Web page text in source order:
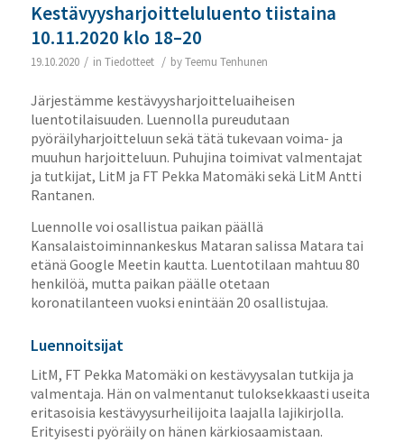
Kestävyysharjoitteluluento tiistaina
10.11.2020 klo 18–20
19.10.2020 / in Tiedotteet / byTeemu Tenhunen
Järjestämme kestävyysharjoitteluaiheisen
luentotilaisuuden. Luennolla pureudutaan
pyöräilyharjoitteluun sekä tätä tukevaan voima- ja
muuhun harjoitteluun. Puhujina toimivat valmentajat
ja tutkijat, LitM ja FT Pekka Matomäki sekä LitM Antti
Rantanen.
Luennolle voi osallistua paikan päällä
Kansalaistoiminnankeskus Mataran salissa Matara tai
etänä Google Meetin kautta. Luentotilaan mahtuu 80
henkilöä, mutta paikan päälle otetaan
koronatilanteen vuoksi enintään 20 osallistujaa.
Luennoitsijat
LitM, FT Pekka Matomäki on kestävyysalan tutkija ja
valmentaja. Hän on valmentanut tuloksekkaasti useita
eritasoisia kestävyysurheilijoita laajalla lajikirjolla.
Erityisesti pyöräily on hänen kärkiosaamistaan.